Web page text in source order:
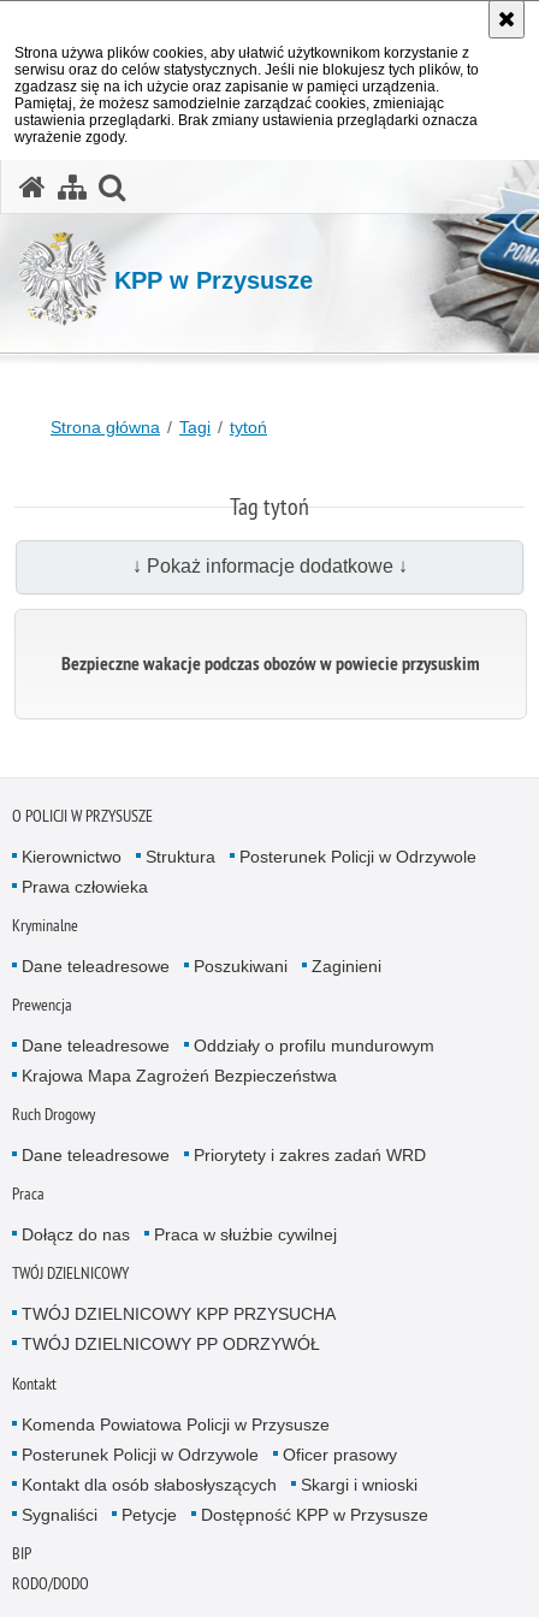
Strona używa plików cookies, aby ułatwić użytkownikom korzystanie z
serwisu oraz do celów statystycznych. Jeśli nie blokujesz tych plików, to
zgadzasz się na ich użycie oraz zapisanie w pamięci urządzenia.
Pamiętaj, że możesz samodzielnie zarządzać cookies, zmieniając
ustawienia przeglądarki. Brak zmiany ustawienia przeglądarki oznacza
wyrażenie zgody.
KPP w Przysusze
Strona główna Tagi tytoń
Tag tytoń
↓ Pokaż informacje dodatkowe ↓
Bezpieczne wakacje podczas obozów w powiecie przysuskim
O POLICJI W PRZYSUSZE
Kierownictwo Struktura
Posterunek Policji w Odrzywole
Prawa człowieka
Kryminalne
Dane teleadresowe Poszukiwani Zaginieni
Prewencja
Dane teleadresowe
Oddziały o profilu mundurowym
Krajowa Mapa Zagrożeń Bezpieczeństwa
Ruch Drogowy
Dane teleadresowe Priorytety i zakres zadań WRD
Praca
Dołącz do nas Praca w służbie cywilnej
TWÓJ DZIELNICOWY
TWÓJ DZIELNICOWY KPP PRZYSUCHA
TWÓJ DZIELNICOWY PP ODRZYWÓŁ
Kontakt
Komenda Powiatowa Policji w Przysusze
Posterunek Policji w Odrzywole
Oficer prasowy
Kontakt dla osób słabosłyszących
Skargi i wnioski
Sygnaliści
Petycje Dostępność KPP w Przysusze
BIP
RODO/DODO